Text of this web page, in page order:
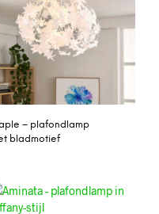
– plafondlamp
bladmotief